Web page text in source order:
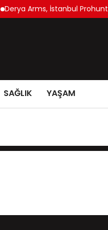
Derya Arms, İstanbul Prohunt
SAĞLIK YAŞAM